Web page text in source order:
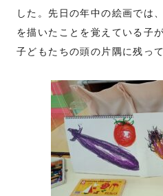
した。先日の年中の絵画では
を描いたことを覚えている子
子どもたちの頭の片隅に残っ